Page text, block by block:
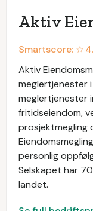
Aktiv
Smartscore: ☆
Aktiv
meglertjenester
meglertjenester
fritidseiendom,
prosjektmegling
personlig
Selskapet har
landet.